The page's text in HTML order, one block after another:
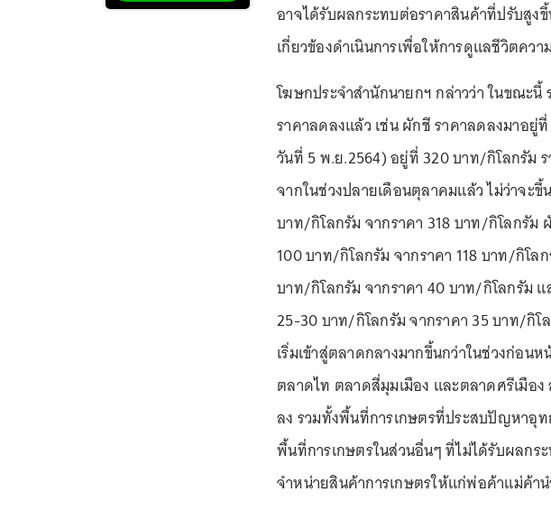
อาจได้รับผลกระทบต่อราคาสินค้าที่ปรับสูง
เกี่ยวข้องดำเนินการเพื่อให้การดูแลชีวิตคว
โฆษกประจำสำนักนายกฯ กล่าวว่า ในขณะนี้
ราคาลดลงแล้ว เช่น ผักชี ราคาลดลงมาอ
วันที่ 5 พ.ย.2564) อยู่ที่ 320 บาท/กิโลกรัม
จากในช่วงปลายเดือนตุลาคมแล้ว ไม่ว่าจะ
บาท/กิโลกรัม จากราคา 318 บาท/กิโลกรั
100 บาท/กิโลกรัม จากราคา 118 บาท/กิโ
บาท/กิโลกรัม จากราคา 40 บาท/กิโลกรัม
25-30 บาท/กิโลกรัม จากราคา 35 บาท/กิ
เริ่มเข้าสู่ตลาดกลางมากขึ้นกว่าในช่วงก่อน
ตลาดไท ตลาดสี่มุมเมือง และตลาดศรีเมือ
ลง รวมทั้งพื้นที่การเกษตรที่ประสบปัญหาอุ
พื้นที่การเกษตรในส่วนอื่นๆ ที่ไม่ได้รับผลกร
จำหน่ายสินค้าการเกษตรให้แก่พ่อค้าแม่ค้า